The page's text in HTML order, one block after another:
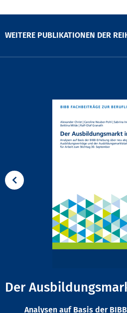
WEITERE PUBLIKATIONEN DER
Der
Analysen auf Basis der